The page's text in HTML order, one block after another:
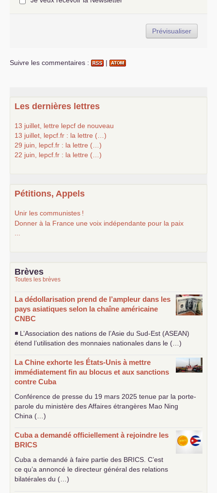
Suivre les commentaires : |
Les dernières lettres
13 juillet, lettre lepcf de nouveau
13 juillet, lepcf.fr : la lettre (…)
29 juin, lepcf.fr : la lettre (…)
22 juin, lepcf.fr : la lettre (…)
Pétitions, Appels
Unir les communistes !
Donner à la France une voix indépendante pour la paix
Brèves
Toutes les brèves
La dédollarisation prend de l’ampleur dans les
pays asiatiques selon la chaîne américaine
CNBC
◾ L’Association des nations de l’Asie du Sud-Est (ASEAN)
étend l’utilisation des monnaies nationales dans le (…)
La Chine exhorte les États-Unis à mettre
immédiatement fin au blocus et aux sanctions
contre Cuba
Conférence de presse du 19 mars 2025 tenue par la porte-
parole du ministère des Affaires étrangères Mao Ning
China (…)
Cuba a demandé officiellement à rejoindre les
BRICS
Cuba a demandé à faire partie des BRICS . C’est
ce qu’a annoncé le directeur général des relations
bilatérales du (…)